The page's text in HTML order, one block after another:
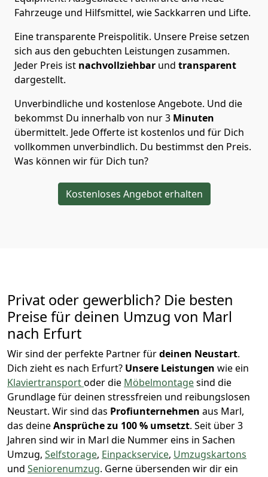
Fahrzeuge und Hilfsmittel, wie Sackkarren und Lifte.
Eine transparente Preispolitik. Unsere Preise setzen
sich aus den gebuchten Leistungen zusammen.
Jeder Preis ist nachvollziehbar und transparent
dargestellt.
Unverbindliche und kostenlose Angebote. Und die
bekommst Du innerhalb von nur3 Minuten
übermittelt. Jede Offerte ist kostenlos und für Dich
vollkommen unverbindlich. Du bestimmst den Preis.
Was können wir für Dich tun?
Kostenloses Angebot erhalten
Privat oder gewerblich? Die besten
Preise für deinen Umzug von Marl
nach Erfurt
Wir sind der perfekte Partner fürdeinen Neustart.
Dich zieht es nach Erfurt? Unsere Leistungen wie ein
Klaviertransportoder die Möbelmontagesind die
Grundlage für deinen stressfreien und reibungslosen
Neustart. Wir sind das Profiunternehmen aus Marl,
das deineAnsprüche zu 100 % umsetzt. Seit über 3
Jahren sind wir in Marl die Nummer eins in Sachen
Umzug, Selfstorage, Einpackservice, Umzugskartons
und Seniorenumzug. Gerne übersenden wir dir ein